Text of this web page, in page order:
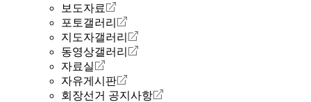
보도자료
포토갤러리
지도자갤러리
동영상갤러리
자료실
자유게시판
회장선거 공지사항